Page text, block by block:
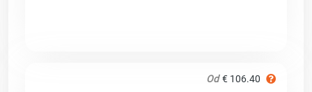
Od € 106.40